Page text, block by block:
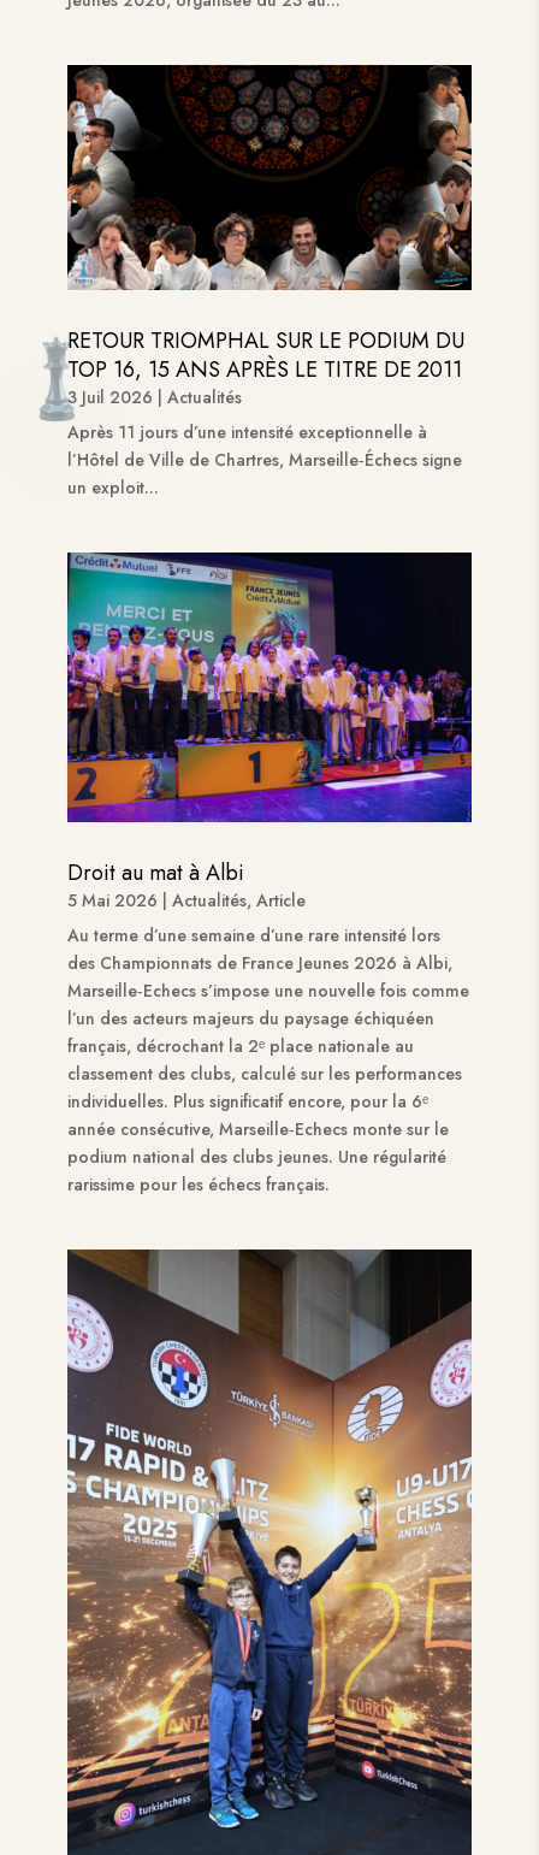
RETOUR TRIOMPHAL SUR LE PODIUM DU
TOP 16, 15 ANS APRÈS LE TITRE DE 2011
3 Juil 2026 | Actualités
Après 11 jours d’une intensité exceptionnelle à
l’Hôtel de Ville de Chartres, Marseille‑Échecs signe
un exploit...
Droit au mat à Albi
5 Mai 2026 Actualités, Article
Au terme d’une semaine d’une rare intensité lors
des Championnats de France Jeunes 2026 à Albi,
Marseille‑Echecs s’impose une nouvelle fois comme
l’un des acteurs majeurs du paysage échiquéen
français, décrochant la 2ᵉ place nationale au
classement des clubs, calculé sur les performances
individuelles. Plus significatif encore, pour la 6ᵉ
année consécutive, Marseille‑Echecs monte sur le
podium national des clubs jeunes. Une régularité
rarissime pour les échecs français.